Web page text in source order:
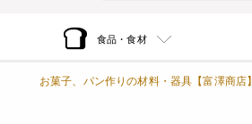
食品・食材
お菓子、パン作りの材料・器具【富澤商店】